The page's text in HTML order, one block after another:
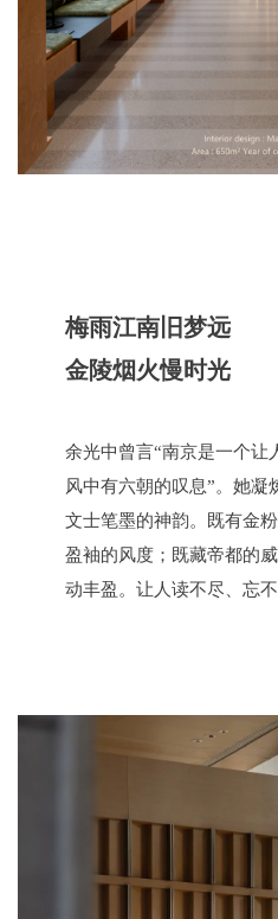
梅雨江南旧梦远
金陵烟火慢时光
余光中曾言“南京是一个让
风中有六朝的叹息”。她凝
文士笔墨的神韵。既有金
盈袖的风度；既藏帝都的
动丰盈。让人读不尽、忘